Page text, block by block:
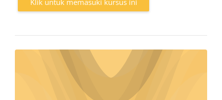
Klik untuk memasuki kursus ini